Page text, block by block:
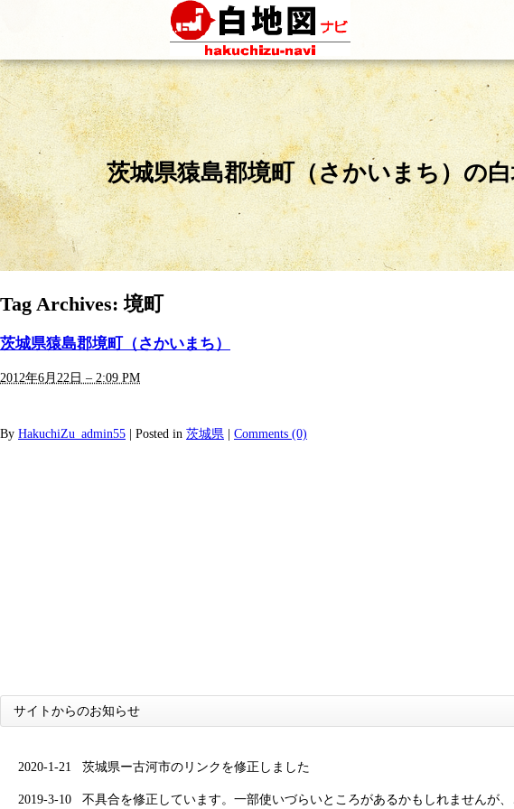
茨城県猿島郡境町（さかいまち）の
Tag Archives:境町
茨城県猿島郡境町（さかいまち）
2012年6月22日 – 2:09 PM
By HakuchiZu_admin55 | Posted in 茨城県 | Comments (0)
サイトからのお知らせ
2020-1-21 茨城県ー古河市のリンクを修正しました
2019-3-10 不具合を修正しています。一部使いづらいところがあるかもしれませんが